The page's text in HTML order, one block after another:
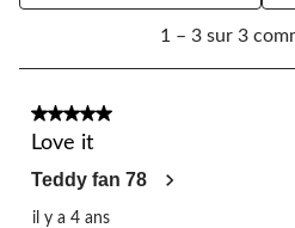
3
commentaire.
1 – 3 sur 3
5 étoile(s) sur 5.
Love it
Teddy fan 78
il y a 4 ans